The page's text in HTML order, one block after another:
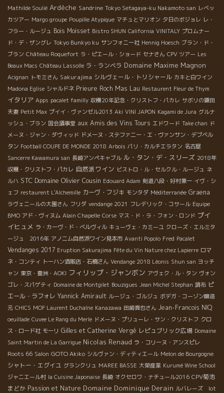
Mathilde Soulié Ardèche Sandrine Tokyo Setagaya-ku Nakamoto san レベッ
カツアー Margo groupe Poupille Atypique マチュとマリオン 夕日のボジョレ レ・
フラー・ルージュ Bois Moisset Bistro SHUN California VINITALY プロムナー
ド・デ・ザングレ Tokyo Bunkyo ku サンフォニー社 Hennig Hoesch ブラン・ド・
ブラン Château Roquefort ラ・ピエール・ショード セナさん CPV ツアー Les
Beaux Macs Château Lassolle ラ・ランベラ Domaine Maxime Magnon
Acignan トモミさん Sakurajima シルヴェール・トリシャール カキと白ワイン
Madona Eglise シャルドネ Prieure Roch Mas Lau Restaurent Fleur de Thym
イタリア Apps pacalet familly 収穫20年記念・クリストフ・パカレ サボリの鎌田
夫妻 Petit Max プイイ・ヴァンゼル2013 Aki VINI JAPON Kagami de Jura グルナ
ッシュ・ブラン 国会議事堂 aux Amis des Vins Tours エドワード Take chan ド
メーヌ・ジャン・ダヴィッド ドメーヌ・ステファニー・エ・ヴァンサン・デブベル
タン Football COUPE DE MONDE 2018 Arbois パリ・カルチエラタン 名古屋
Sancerre Kawamura san 長崎アンペキャブル ル・タン・デ・スリーズ 2018年
収穫・クリストフ・パカレ 自然派ワイン ビストロ・ル・セルクル・ルージュ ネ
ルハ STC Domaine Olivier Cousin Edouard Adam 剣道八段・好村兼一 イヴ・シ
ェフ restaurent L'Alchemille カーヴ・フジキ モンタダ Méditerranée Graena
ラヴェニールの大園さん フリダ vendange 2021 フレデリック・コサール Equipe
BMO アド・ヴィヌム Alain Chapelle Corse マス・ド・ラ・フォン・ロンド プイ
イヒュメ ラ・カーヴ・ド・ベルヴィル キューヴェ・カミーユ クローズ・エルミタ
ージュ 2016年 アノニム自然派ワイン見本市 Avanti Popolo Fred Pacalet
Vendanges 2017 Eruption Sakurajima Fête du Vin Nature chez Lapierre ロマ
ネ・コンティ トーハン酒販店・石橋さん Vendange 2018 Léonis Shun san ヨッチ
ャン 東京・豊洲・AOKI フィリップ・ジャンボン アヴェク・ル・タン ヴォン
ゴレ・スパゲティ Domaine de Montgilet Bouzigues Jean Michel Stephan 調布 ピ
エール・ラフォレ Yannick Amirault ルージュ・ゴルジュ ボデガ・コーゾン醸造
元 CHICS MOF Laurent Duchaîne Kanazawa 田崎真也さん Jean-Francois NIQ
oeuillade Cuvee Le Rang du Merle ドメーヌ・プリューレ・サン・クリストフ クロ
ス・ロード社 モーリ Gilles et Catherine Vergé レピュブリック広場 Domaine
Saint Martin de La Garrigue Nicolas Renaud ラ・コリーヌ・アンスピレ
Roots 66 Salon GOTO Akiko シルヴァン・ディティエール Melon de Bourgogne
シャトー・エグイユ グランクリュ MAREE BASSE 大榮産業 Kurumé Wine School
ジャニエール村 la Cuisine Japonaise 長崎 オクセロワ・ナチュール2016 CPV菊池
まどか Passion et Nature Domaine Dominique Derain ルバレーズ lot